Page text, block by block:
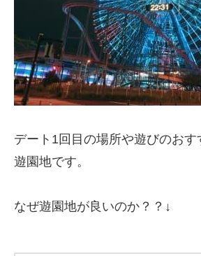
デート1回目の場所や遊びのおす
遊園地です。
なぜ遊園地が良いのか？？↓